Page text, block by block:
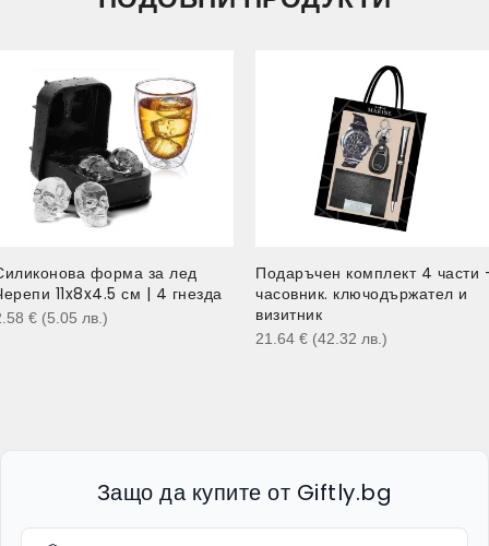
форма за лед
11x8x4.5 см | 4 гнезда
€ (5.05 лв. )
Подаръчен комплект 4 части
часовник. ключодържател и
визитник
21.64 € (42.32 лв. )
Защо да купите от Giftly.bg